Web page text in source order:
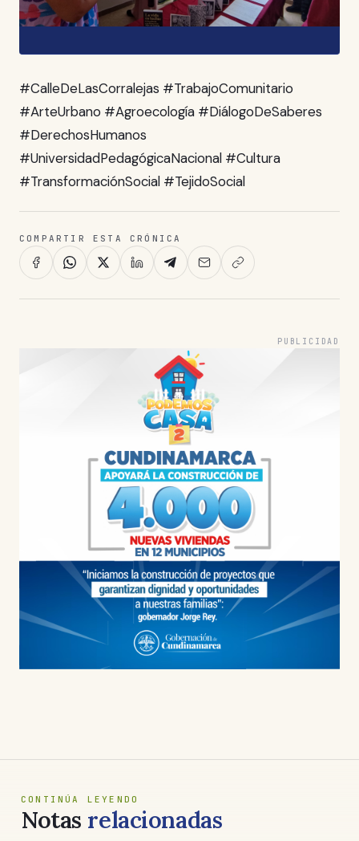
#CalleDeLasCorralejas #TrabajoComunitario
#ArteUrbano #Agroecología #DiálogoDeSaberes
#DerechosHumanos
#UniversidadPedagógicaNacional #Cultura
#TransformaciónSocial #TejidoSocial
COMPARTIR ESTA CRÓNICA
PUBLICIDAD
CONTINÚA LEYENDO
Notas relacionadas